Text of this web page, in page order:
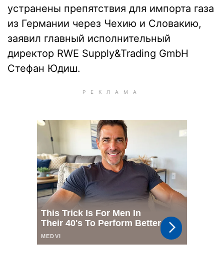
устранены препятствия для импорта газа
из Германии через Чехию и Словакию,
заявил главный исполнительный
директор RWE Supply&Trading GmbH
Стефан Юдиш.